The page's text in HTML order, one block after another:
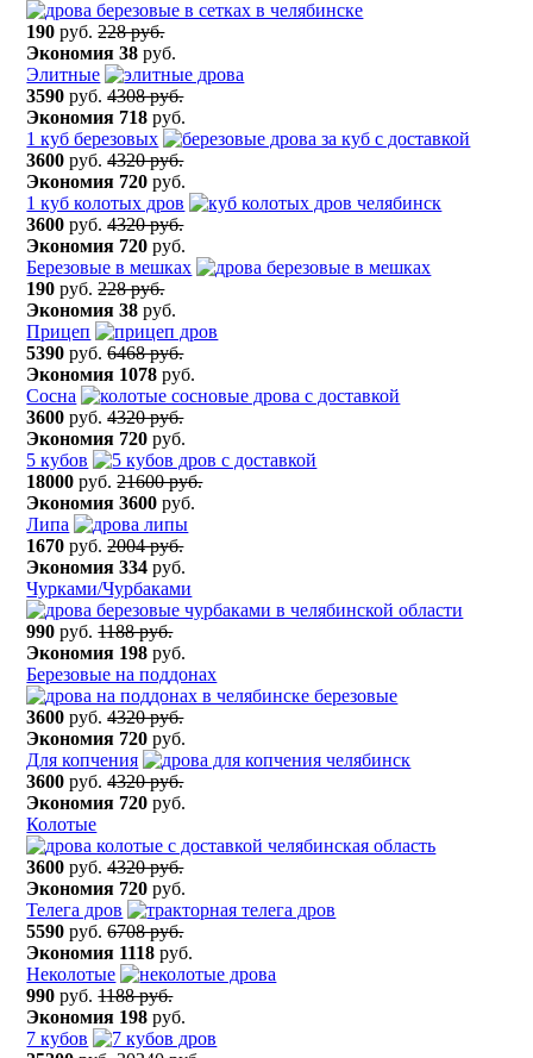
190 руб.228 руб.
Экономия 38 руб.
Элитные
3590 руб.4308 руб.
Экономия 718 руб.
1 куб березовых
3600 руб.4320 руб.
Экономия 720 руб.
1 куб колотых дров
3600 руб.4320 руб.
Экономия 720 руб.
Березовые в мешках
190 руб.228 руб.
Экономия 38 руб.
Прицеп
5390 руб.6468 руб.
Экономия 1078 руб.
Сосна
3600 руб.4320 руб.
Экономия 720 руб.
5 кубов
18000 руб.21600 руб.
Экономия 3600 руб.
Липа
1670 руб.2004 руб.
Экономия 334 руб.
Чурками/Чурбаками
990 руб.1188 руб.
Экономия 198 руб.
Березовые на поддонах
3600 руб.4320 руб.
Экономия 720 руб.
Для копчения
3600 руб.4320 руб.
Экономия 720 руб.
Колотые
3600 руб.4320 руб.
Экономия 720 руб.
Телега дров
5590 руб.6708 руб.
Экономия 1118 руб.
Неколотые
990 руб.1188 руб.
Экономия 198 руб.
7 кубов